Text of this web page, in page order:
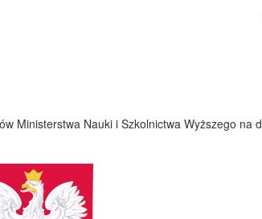
Ministerstwa Nauki i Szkolnictwa Wyższego na